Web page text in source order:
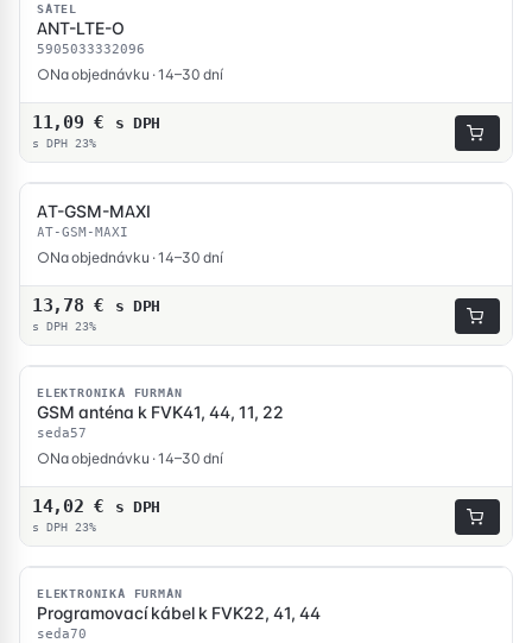
SATEL
ANT-LTE-O
5905033332096
Na objednávku · 14–30 dní
11,09€ s DPH
s DPH 23%
AT-GSM-MAXI
AT-GSM-MAXI
Na objednávku · 14–30 dní
13,78€ s DPH
s DPH 23%
ELEKTRONIKA FURMAN
GSM anténa k FVK41, 44, 11, 22
seda57
Na objednávku · 14–30 dní
14,02€ s DPH
s DPH 23%
ELEKTRONIKA FURMAN
Programovací kábel k FVK22, 41, 44
seda70